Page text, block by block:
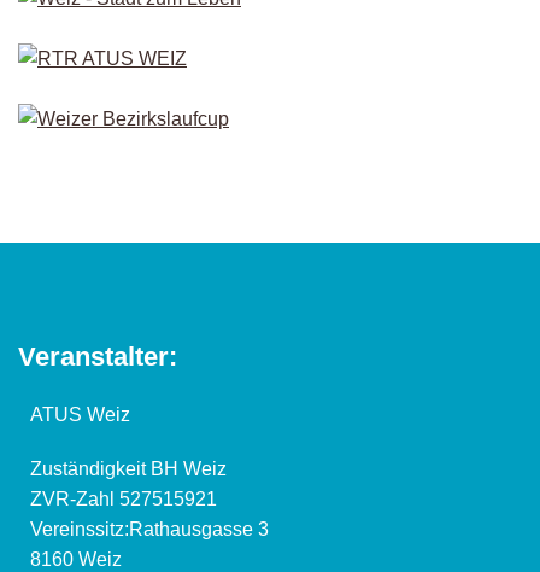
Veranstalter:
ATUS Weiz
Zuständigkeit BH Weiz
ZVR-Zahl 527515921
Vereinssitz:Rathausgasse 3
8160 Weiz